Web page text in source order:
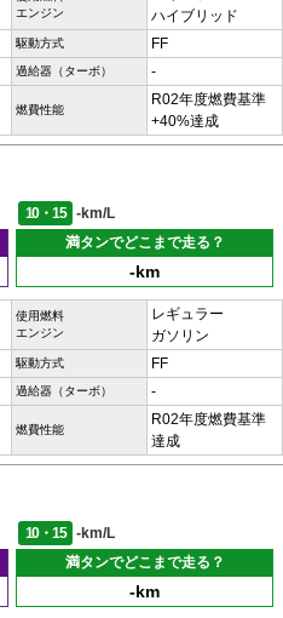
エンジン
ハイブリッド
駆動方式 FF
過給器（ターボ） -
燃費性能
R02年度燃費基準
+40%達成
10・15
-km/L
満タンでどこまで走る？
-km
使用燃料
エンジン
レギュラー
ガソリン
駆動方式 FF
過給器（ターボ） -
燃費性能
R02年度燃費基準
達成
10・15
-km/L
満タンでどこまで走る？
-km